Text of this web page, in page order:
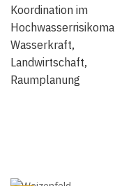
Koordination im
Wasserkraft,
Landwirtschaft,
Raumplanung